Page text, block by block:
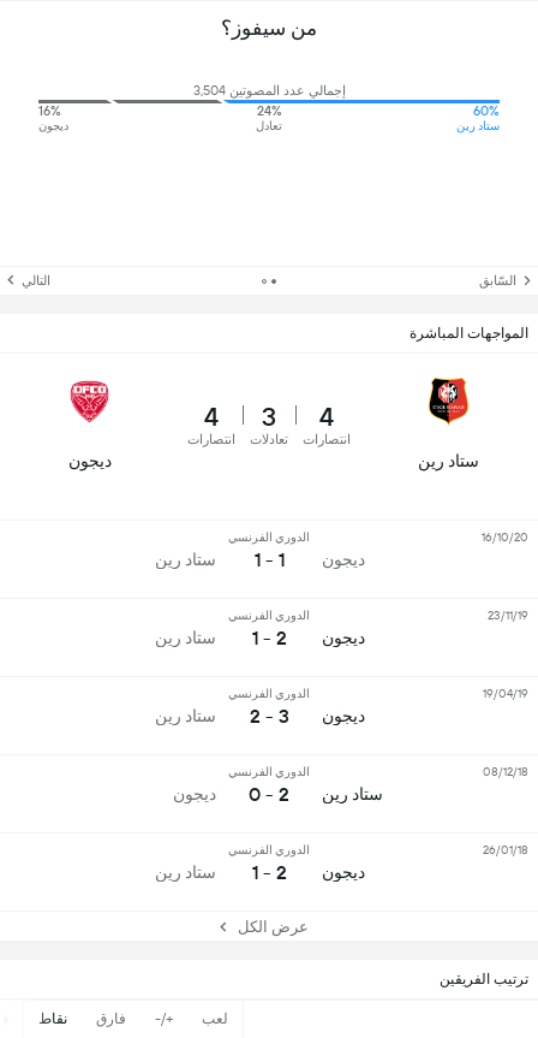
ترتيب الفريقين
لعب +/- فارق نقاط
من سيفوز؟
إجمالي عدد المصوتين 3,504
60%
ستاد رين
24%
تعادل
16%
ديجون
السّابق التالي
المواجهات المباشرة
ستاد رين
4
انتصارات
3
تعادلات
4
انتصارات
ديجون
ديجون
الدوري الفرنسي
1 - 1 ستاد رين
16/10/20
ديجون
الدوري الفرنسي
2 - 1 ستاد رين
23/11/19
ديجون
الدوري الفرنسي
3 - 2 ستاد رين
19/04/19
ستاد رين
الدوري الفرنسي
2 - 0 ديجون
08/12/18
ديجون
الدوري الفرنسي
2 - 1 ستاد رين
26/01/18
عرض الكل